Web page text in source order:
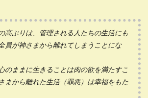
高ぶりは、管理される人たちの生活にも
員が神さまから離れてしまうことにな
のままに生きることは肉の欲を満たすこ
まから離れた生活（罪悪）は幸福をもた